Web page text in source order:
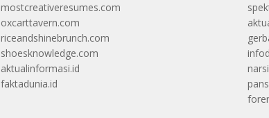
mostcreativeresumes.com
oxcarttavern.com
riceandshinebrunch.com
shoesknowledge.com
aktualinformasi.id
faktadunia.id